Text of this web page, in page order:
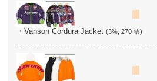
・Vanson Cordura Jacket(3%, 270 票)